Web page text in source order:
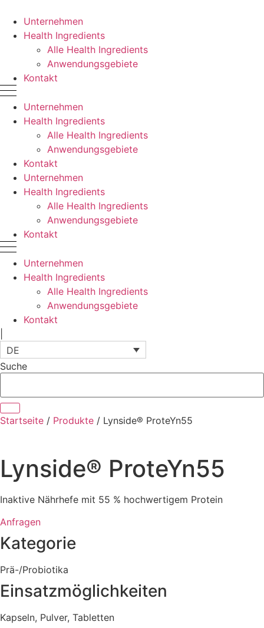
Inhalt
springen
Unternehmen
Health Ingredients
Alle Health Ingredients
Anwendungsgebiete
Kontakt
Unternehmen
Health Ingredients
Alle Health Ingredients
Anwendungsgebiete
Kontakt
Unternehmen
Health Ingredients
Alle Health Ingredients
Anwendungsgebiete
Kontakt
Unternehmen
Health Ingredients
Alle Health Ingredients
Anwendungsgebiete
Kontakt
DE
Suche
Startseite / Produkte / Lynside® ProteYn55
Lynside® ProteYn55
Inaktive Nährhefe mit 55 % hochwertigem Protein
Anfragen
Kategorie
Prä-/Probiotika
Einsatzmöglichkeiten
Kapseln, Pulver, Tabletten